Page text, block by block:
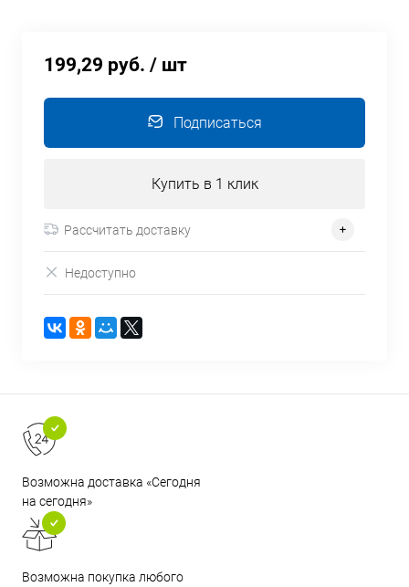
199,29 руб. / шт
Подписаться
Купить в 1 клик
Рассчитать доставку
Недоступно
Возможна доставка «Сегодня
на сегодня»
Возможна покупка любого